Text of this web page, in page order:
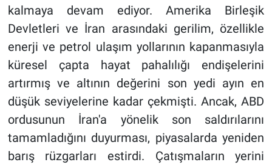
kalmaya devam ediyor. Amerika Birleşik
Devletleri ve İran arasındaki gerilim, özellikle
enerji ve petrol ulaşım yollarının kapanmasıyla
küresel çapta hayat pahalılığı endişelerini
artırmış ve altının değerini son yedi ayın en
düşük seviyelerine kadar çekmişti. Ancak, ABD
ordusunun İran'a yönelik son saldırılarını
tamamladığını duyurması, piyasalarda yeniden
barış rüzgarları estirdi. Çatışmaların yerini